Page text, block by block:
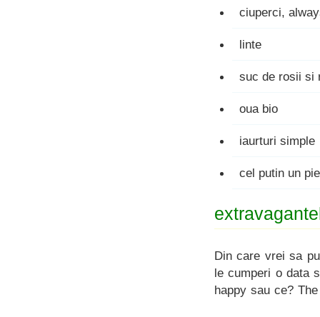
ciuperci,
linte
suc de rosii si
oua bio
iaurturi simple
cel putin un
Din care vrei sa
le cumperi o data
happy sau ce?